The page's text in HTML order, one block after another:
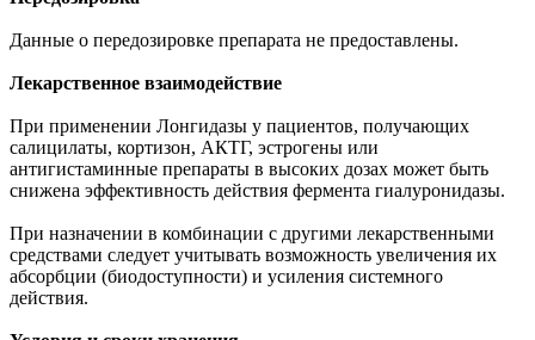
Данные о передозировке препарата не предоставлены.
Лекарственное взаимодействие
При применении Лонгидазы у пациентов, получающих
салицилаты, кортизон, АКТГ, эстрогены или
антигистаминные препараты в высоких дозах может быть
снижена эффективность действия фермента гиалуронидазы.
При назначении в комбинации с другими лекарственными
средствами следует учитывать возможность увеличения их
абсорбции (биодоступности) и усиления системного
действия.